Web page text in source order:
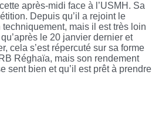
après-midi face à l’USMH. Sa
Depuis qu’il a rejoint le
mais il est très loin
le 20 janvier dernier et
cela s’est répercuté sur sa forme
Réghaïa, mais son rendement
sent bien et qu’il est prêt à prendre